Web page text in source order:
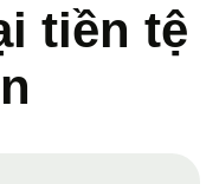
tiền tệ